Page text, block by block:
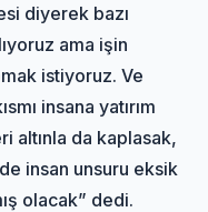
diyerek bazı
ama işin
istiyoruz. Ve
insana yatırım
altınla da kaplasak,
insan unsuru eksik
olacak” dedi.